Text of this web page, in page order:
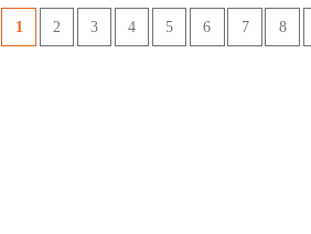
Страницы
1 2 3 4 5 6 7 8